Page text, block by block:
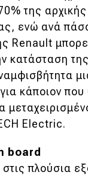
της αρχικής
ενώ ανά
Renault
κατάσταση
κάποιον που
Electric.
board
πλούσια